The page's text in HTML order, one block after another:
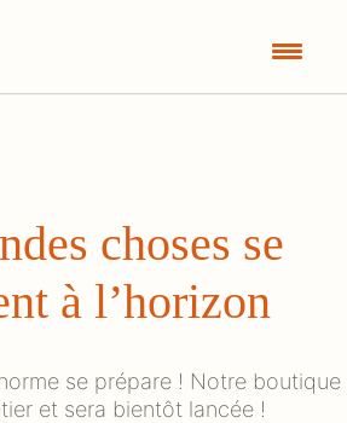
choses se
à l’horizon
se prépare ! Notre boutique
et sera bientôt lancée !